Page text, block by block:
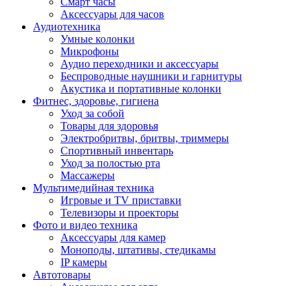
Аксессуары для часов
Аудиотехника
Умные колонки
Микрофоны
Аудио переходники и аксессуары
Беспроводные наушники и гарнитуры
Акустика и портативные колонки
Фитнес, здоровье, гигиена
Уход за собой
Товары для здоровья
Электробритвы, бритвы, триммеры
Спортивный инвентарь
Уход за полостью рта
Массажеры
Мультимедийная техника
Игровые и TV приставки
Телевизоры и проекторы
Фото и видео техника
Аксессуары для камер
Моноподы, штативы, стедикамы
IP камеры
Автотовары